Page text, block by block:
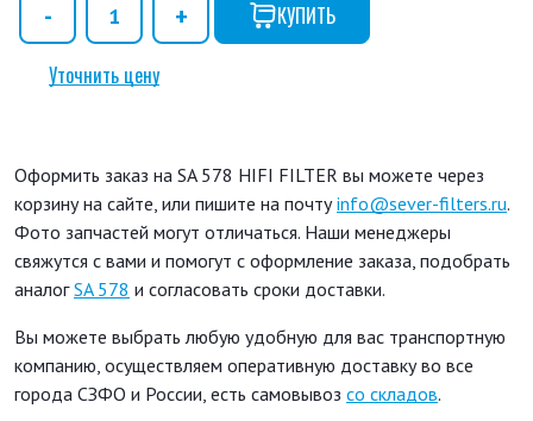
КУПИТЬ
Уточнить цену
Оформить заказ на SA 578 HIFI FILTER вы можете через
корзину на сайте, или пишите на почтуinfo@sever-filters.ru.
Фото запчастей могут отличаться. Наши менеджеры
свяжутся с вами и помогут с оформление заказа, подобрать
аналогSA 578 и согласовать сроки доставки.
Вы можете выбрать любую удобную для вас транспортную
компанию, осуществляем оперативную доставку во все
города СЗФО и России, есть самовывоз со складов.